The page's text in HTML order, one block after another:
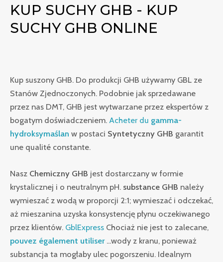
KUP SUCHY GHB - KUP
SUCHY GHB ONLINE
Kup suszony GHB. Do produkcji GHB używamy GBL ze
Stanów Zjednoczonych. Podobnie jak sprzedawane
przez nas DMT, GHB jest wytwarzane przez ekspertów z
bogatym doświadczeniem. Acheter du gamma-
hydroksymaślan w postaci Syntetyczny GHB garantit
une qualité constante.
Nasz Chemiczny GHB jest dostarczany w formie
krystalicznej i o neutralnym pH. substance GHB należy
wymieszać z wodą w proporcji 2:1; wymieszać i odczekać,
aż mieszanina uzyska konsystencję płynu oczekiwanego
przez klientów. GblExpress Chociaż nie jest to zalecane,
pouvez également utiliser...wody z kranu, ponieważ
substancja ta mogłaby ulec pogorszeniu. Idealnym